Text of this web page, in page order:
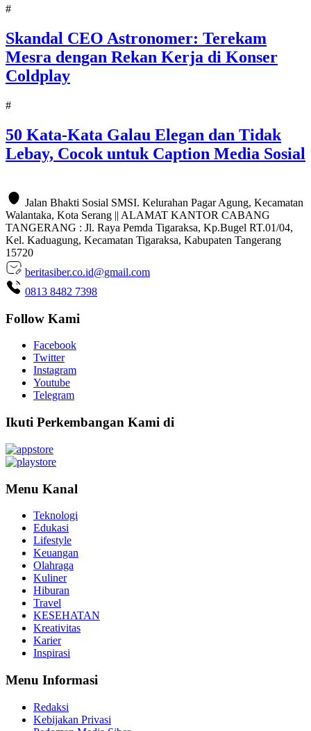
#
Skandal CEO Astronomer: Terekam
Mesra dengan Rekan Kerja di Konser
Coldplay
#
50 Kata-Kata Galau Elegan dan Tidak
Lebay, Cocok untuk Caption Media Sosial
Jalan Bhakti Sosial SMSI. Kelurahan Pagar Agung, Kecamatan
Walantaka, Kota Serang || ALAMAT KANTOR CABANG
TANGERANG : Jl. Raya Pemda Tigaraksa, Kp.Bugel RT.01/04,
Kel. Kaduagung, Kecamatan Tigaraksa, Kabupaten Tangerang
15720
beritasiber.co.id@gmail.com
0813 8482 7398
Follow Kami
Facebook
Twitter
Instagram
Youtube
Telegram
Ikuti Perkembangan Kami di
Menu Kanal
Teknologi
Edukasi
Lifestyle
Keuangan
Olahraga
Kuliner
Hiburan
Travel
KESEHATAN
Kreativitas
Karier
Inspirasi
Menu Informasi
Redaksi
Kebijakan Privasi